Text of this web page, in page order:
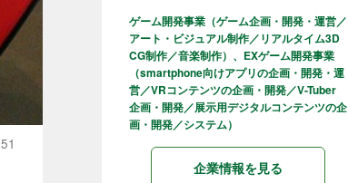
ゲーム開発事業（ゲーム企画・開発・運営／
アート・ビジュアル制作／リアルタイム3D
CG制作／音楽制作）、EXゲーム開発事業
（smartphone向けアプリの企画・開発・運
営／VRコンテンツの企画・開発／V-Tuber
企画・開発／展示用デジタルコンテンツの企
画・開発／システム）
企業情報を見る